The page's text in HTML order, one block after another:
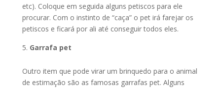
etc). Coloque em seguida alguns petiscos para ele
procurar. Com o instinto de “caça” o pet irá farejar os
petiscos e ficará por ali até conseguir todos eles.
Garrafa pet
Outro item que pode virar um brinquedo para o animal
de estimação são as famosas garrafas pet. Alguns